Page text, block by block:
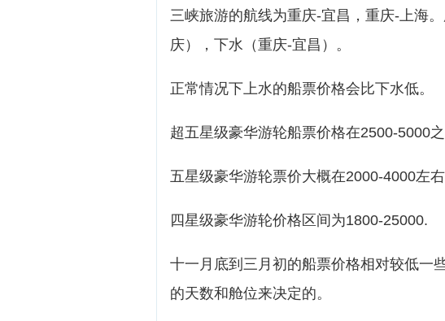
三峡旅游的航线为重庆-宜昌，重庆-上海
庆），下水（重庆-宜昌）。
正常情况下上水的船票价格会比下水低。
超五星级豪华游轮船票价格在2500-5000之
五星级豪华游轮票价大概在2000-4000左右
四星级豪华游轮价格区间为1800-25000.
十一月底到三月初的船票价格相对较低一
的天数和舱位来决定的。